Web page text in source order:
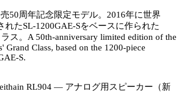
50周年記念限定モデル。2016年に世界
れたSL-1200GAE-Sをベースに作られた
ス。 A 50th-anniversary limited edition of the
Class, based on the 1200-piece
S.